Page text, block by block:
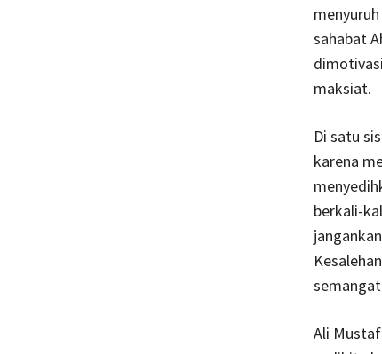
sahabat
maksiat.
Di satu
karena
berkali-
Ali